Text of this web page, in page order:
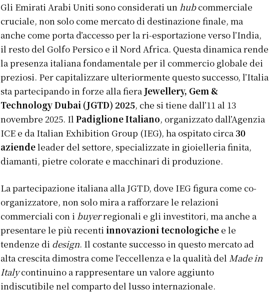
Gli Emirati Arabi Uniti sono considerati unhubcommerciale
cruciale, non solo come mercato di destinazione finale, ma
anche come porta d’accesso per la ri-esportazione verso l’India,
il resto del Golfo Persico e il Nord Africa. Questa dinamica rende
la presenza italiana fondamentale per il commercio globale dei
preziosi. Per capitalizzare ulteriormente questo successo, l’Italia
sta partecipando in forze alla fiera Jewellery, Gem &
Technology Dubai (JGTD) 2025, che si tiene dall’11 al 13
novembre 2025. IlPadiglione Italiano, organizzato dall’Agenzia
ICE e da Italian Exhibition Group (IEG), ha ospitato circa 30
aziendeleader del settore, specializzate in gioielleria finita,
diamanti, pietre colorate e macchinari di produzione.
La partecipazione italiana alla JGTD, dove IEG figura come co-
organizzatore, non solo mira a rafforzare le relazioni
commerciali con ibuyerregionali e gli investitori, ma anche a
presentare le più recentiinnovazioni tecnologiche e le
tendenze di design. Il costante successo in questo mercato ad
alta crescita dimostra come l’eccellenza e la qualità delMade in
Italycontinuino a rappresentare un valore aggiunto
indiscutibile nel comparto del lusso internazionale.